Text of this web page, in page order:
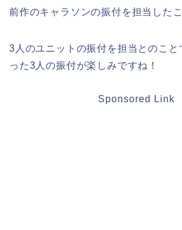
前作のキャラソンの振付を担当した
3人のユニットの振付を担当とのこと
った3人の振付が楽しみですね！
Sponsored Link